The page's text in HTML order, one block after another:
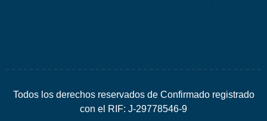
Todos los derechos reservados de Confirmado registrado
con el RIF: J-29778546-9